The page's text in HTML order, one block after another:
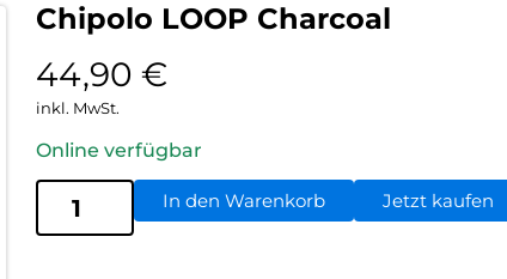
Chipolo LOOP Charcoal
44,90 €
inkl. MwSt.
Online verfügbar
In den Warenkorb Jetzt kaufen